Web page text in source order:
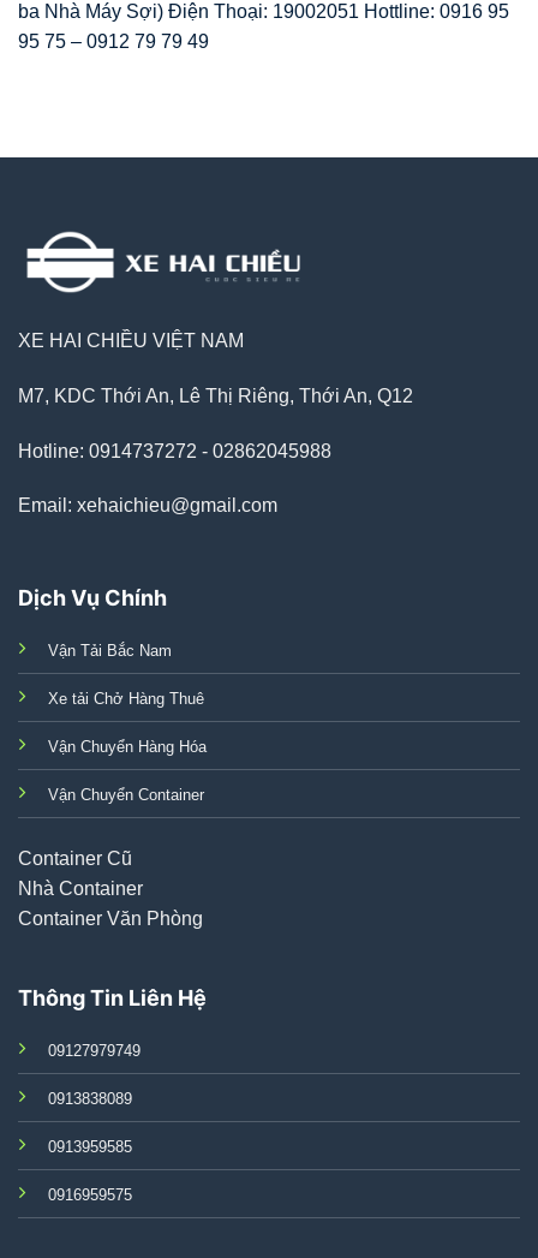
ba Nhà Máy Sợi) Điện Thoại: 19002051 Hottline: 0916 95
95 75 – 0912 79 79 49
XE HAI CHIỀU VIỆT NAM
M7, KDC Thới An, Lê Thị Riêng, Thới An, Q12
Hotline: 0914737272 - 02862045988
Email: xehaichieu@gmail.com
Dịch Vụ Chính
Vận Tải Bắc Nam
Xe tải Chở Hàng Thuê
Vận Chuyển Hàng Hóa
Vận Chuyển Container
Container Cũ
Nhà Container
Container Văn Phòng
Thông Tin Liên Hệ
09127979749
0913838089
0913959585
0916959575